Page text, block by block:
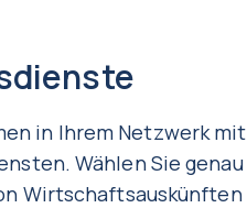
in Ihrem Netzwerk mit
Wählen Sie genau
Wirtschaftsauskünften